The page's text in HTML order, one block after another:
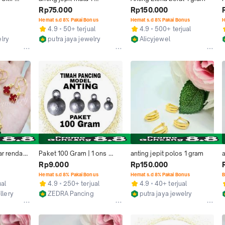
Muda
setengah gram A
Rp75.000
Hemat s.d 8% Pakai Bonus
4.9
50+ terjual
putra jaya jewelry
Rp150.000
Hemat s.d 8% Pakai Bonus
4.9
500+ terjual
Alicyjewel
rendah 1
Paket 100 Gram | 1 ons
timah pemberat pancing
model anting Alat Olahraga
mancing agar aerodinamis
pemberat  Umpan ikan
Rp9.000
Hemat s.d 8% Pakai Bonus
4.9
250+ terjual
ZEDRA Pancing
anting jepit polos 1 gram
Rp150.000
Hemat s.d 8% Pakai Bonus
4.9
40+ terjual
putra jaya jewelry